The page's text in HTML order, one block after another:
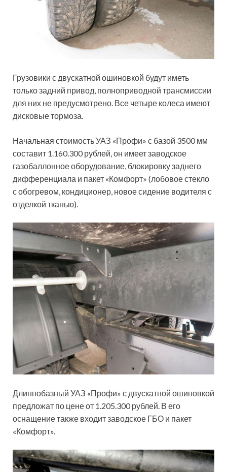
Грузовики с двускатной ошиновкой будут иметь
только задний привод, полноприводной трансмиссии
для них не предусмотрено. Все четыре колеса имеют
дисковые тормоза.
Начальная стоимость УАЗ «Профи» с базой 3500 мм
составит 1.160.300 рублей, он имеет заводское
газобаллонное оборудование, блокировку заднего
дифференциала и пакет «Комфорт» (лобовое стекло
с обогревом, кондиционер, новое сидение водителя с
отделкой тканью).
Длиннобазный УАЗ «Профи» с двускатной ошиновкой
предложат по цене от 1.205.300 рублей. В его
оснащение также входит заводское ГБО и пакет
«Комфорт».